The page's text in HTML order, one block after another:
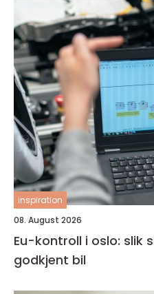
inspiration
08. August 2026
Eu-kontroll i oslo: slik
godkjent bil